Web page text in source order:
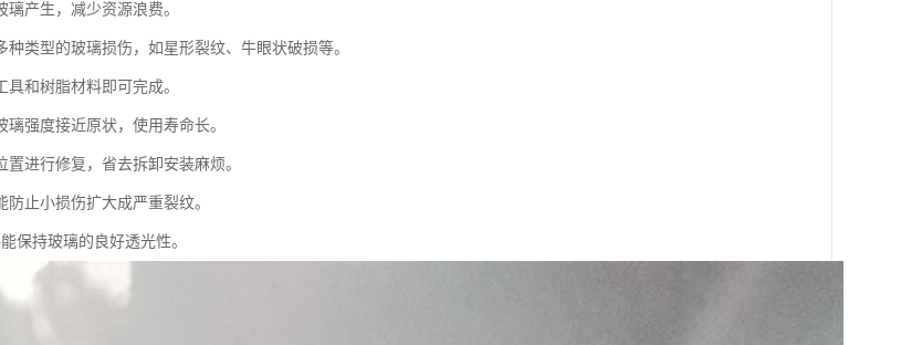
产生，减少资源浪费。
种类型的玻璃损伤，如星形裂纹、牛眼状破损等。
和树脂材料即可完成。
强度接近原状，使用寿命长。
进行修复，省去拆卸安装麻烦。
止小损伤扩大成严重裂纹。
保持玻璃的良好透光性。